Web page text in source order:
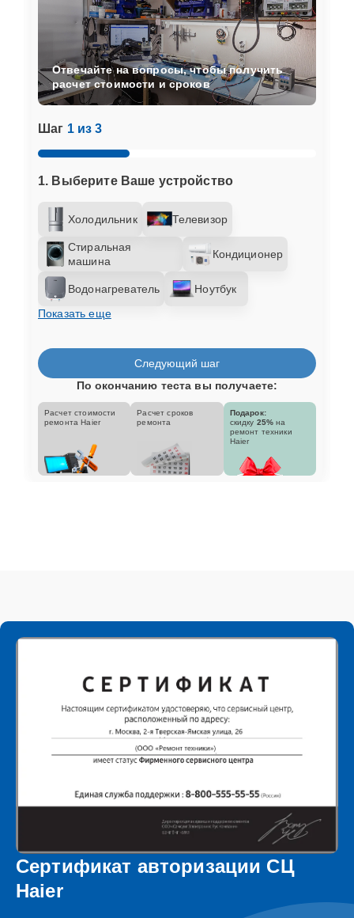
Шаг 1 из 3
1. Выберите Ваше устройство
Холодильник Телевизор
Стиральная
машина
Кондиционер
Водонагреватель
Ноутбук
Показать еще
Отвечайте на вопросы, чтобы получить
расчет стоимости и сроков
Следующий шаг
По окончанию теста вы получаете:
Расчет стоимости
ремонта Haier
Расчет сроков
ремонта
Подарок:
скидку 25% на
ремонт техники
Haier
Сертификат авторизации СЦ
Haier